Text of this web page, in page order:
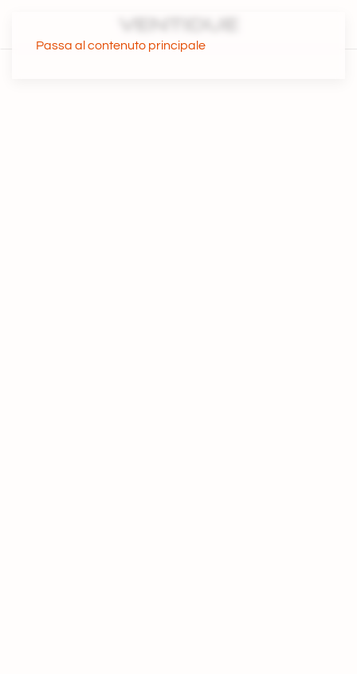
Passa al contenuto principale